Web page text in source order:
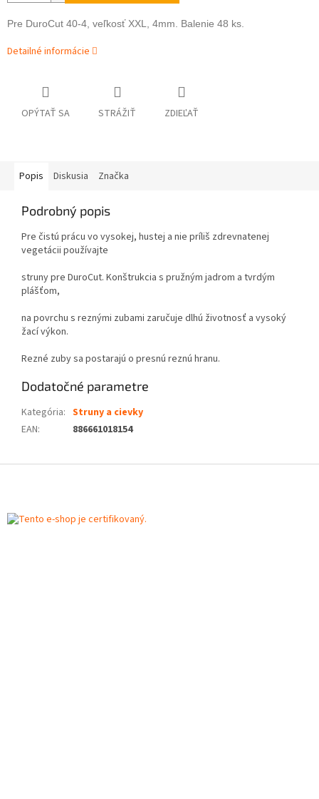
Pre DuroCut 40-4, veľkosť XXL, 4mm. Balenie 48 ks.
Detailné informácie
OPÝTAŤ SA STRÁŽIŤ ZDIEĽAŤ
Popis Diskusia Značka
Podrobný popis
Pre čistú prácu vo vysokej, hustej a nie príliš zdrevnatenej
vegetácii používajte
struny pre DuroCut. Konštrukcia s pružným jadrom a tvrdým
plášťom,
na povrchu s reznými zubami zaručuje dlhú životnosť a vysoký
žací výkon.
Rezné zuby sa postarajú o presnú reznú hranu.
Dodatočné parametre
Kategória: Struny a cievky
EAN: 886661018154